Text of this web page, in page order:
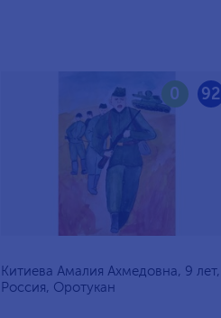
92
0
Китиева Амалия Ахмедовна, 9 лет,
Россия, Оротукан